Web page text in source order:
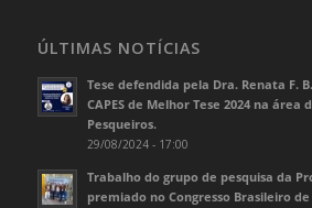
ÚLTIMAS NOTÍCIAS
Tese defendida pela Dra. Renata F.
CAPES de Melhor Tese 2024 na área
Pesqueiros.
29/08/2024 - 17:00
Trabalho do grupo de pesquisa da
premiado no Congresso Brasileiro